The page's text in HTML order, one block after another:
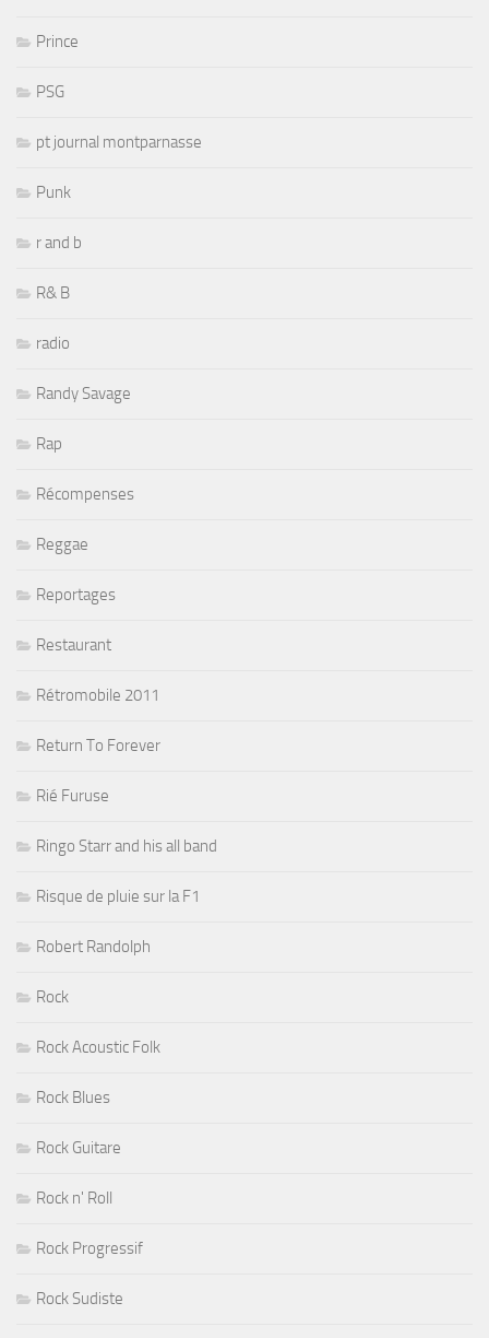
Prince
PSG
pt journal montparnasse
Punk
r and b
R& B
radio
Randy Savage
Rap
Récompenses
Reggae
Reportages
Restaurant
Rétromobile 2011
Return To Forever
Rié Furuse
Ringo Starr and his all band
Risque de pluie sur la F1
Robert Randolph
Rock
Rock Acoustic Folk
Rock Blues
Rock Guitare
Rock n' Roll
Rock Progressif
Rock Sudiste